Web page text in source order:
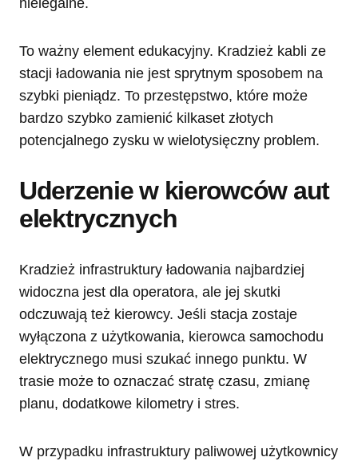
nielegalne.
To ważny element edukacyjny. Kradzież kabli ze
stacji ładowania nie jest sprytnym sposobem na
szybki pieniądz. To przestępstwo, które może
bardzo szybko zamienić kilkaset złotych
potencjalnego zysku w wielotysięczny problem.
Uderzenie w kierowców aut
elektrycznych
Kradzież infrastruktury ładowania najbardziej
widoczna jest dla operatora, ale jej skutki
odczuwają też kierowcy. Jeśli stacja zostaje
wyłączona z użytkowania, kierowca samochodu
elektrycznego musi szukać innego punktu. W
trasie może to oznaczać stratę czasu, zmianę
planu, dodatkowe kilometry i stres.
W przypadku infrastruktury paliwowej użytkownicy